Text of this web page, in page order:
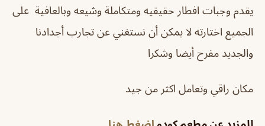
يقدم وجبات افطار حقيقيه ومتكاملة وشيعه وبالعافية على
الجميع اختارته لا يمكن أن نستغني عن تجارب أجدادنا
والجديد مفرح أيضا وشكرا
مكان راقي وتعامل اكثر من جيد